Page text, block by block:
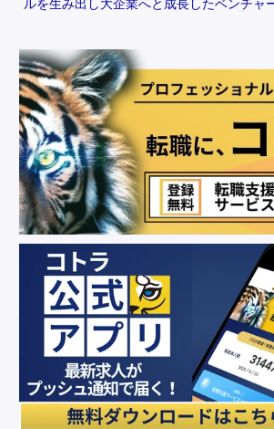
ルを生み出し大企業へと成長したベンチャ